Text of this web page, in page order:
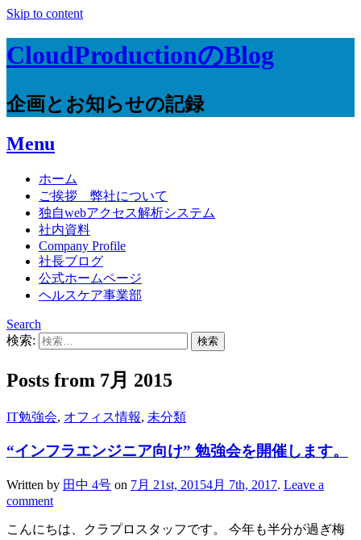
Skip to content
CloudProductionのBlog
企画とお知らせの記録
Menu
ホーム
ご挨拶 弊社について
独自webアクセス解析システム
社内資料
Company Profile
社長ブログ
公式ホームページ
ヘルスケア事業部
Search
検索:
Posts from 7月 2015
IT勉強会, オフィス情報, 未分類
“インフラエンジニア向け” 勉強会を開催します。
Written by 田中 4号 on 7月 21st, 20154月 7th, 2017. Leave a
comment
こんにちは、クラプロスタッフです。 今年も半分が過ぎ梅